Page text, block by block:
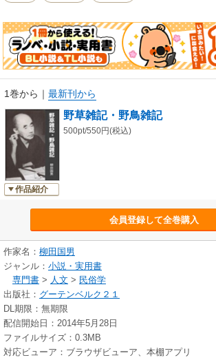
1巻から ｜ 最新刊から
作品紹介
野草雑記・野鳥雑記
500pt/550円(税込)
会員登録して全巻購入
作家名： 柳田国男
ジャンル： 小説・実用書
専門書 > 人文 > 民俗学
出版社： グーテンベルク２１
DL期限：無期限
配信開始日：2014年5月28日
ファイルサイズ：0.3MB
対応ビューア：ブラウザビューア、本棚アプリ